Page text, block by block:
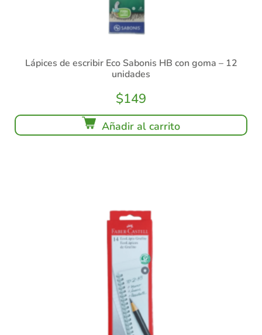
Lápices de escribir Eco Sabonis HB con goma – 12
unidades
$149
Añadir al carrito